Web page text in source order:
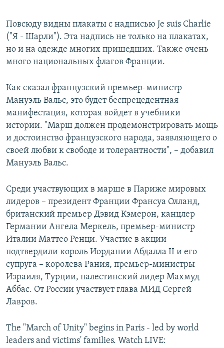
Повсюду видны плакаты с надписью Je suis Charlie
("Я - Шарли"). Эта надпись не только на плакатах,
но и на одежде многих пришедших. Также очень
много национальных флагов Франции.
Как сказал французский премьер-министр
Мануэль Вальс, это будет беспрецедентная
манифестация, которая войдет в учебники
истории. "Марш должен продемонстрировать мощь
и достоинство французского народа, заявляющего о
своей любви к свободе и толерантности", – добавил
Мануэль Вальс.
Среди участвующих в марше в Париже мировых
лидеров – президент Франции Франсуа Олланд,
британский премьер Дэвид Кэмерон, канцлер
Германии Ангела Меркель, премьер-министр
Италии Маттео Ренци. Участие в акции
подтвердили король Иордании Абдалла II и его
супруга – королева Рания, премьер-министры
Израиля, Турции, палестинский лидер Махмуд
Аббас. От России участвует глава МИД Сергей
Лавров.
The "March of Unity" begins in Paris - led by world
leaders and victims' families. Watch LIVE: